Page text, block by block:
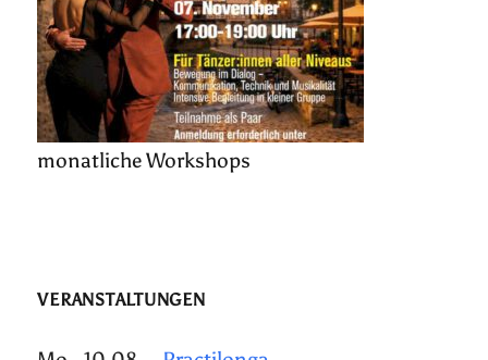
monatliche Workshops
VERANSTALTUNGEN